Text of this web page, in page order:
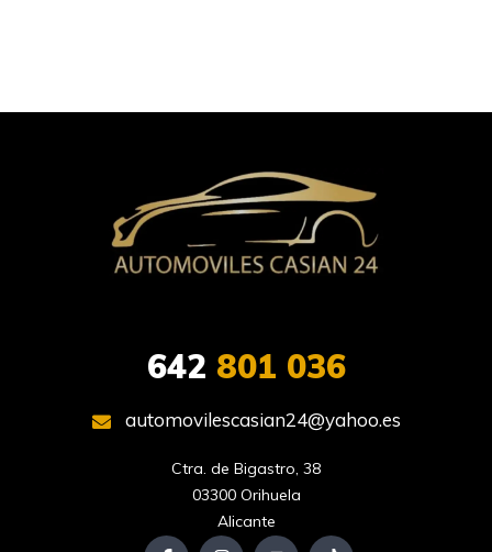
642 801 036
automovilescasian24@yahoo.es
Ctra. de Bigastro, 38
03300 Orihuela
Alicante